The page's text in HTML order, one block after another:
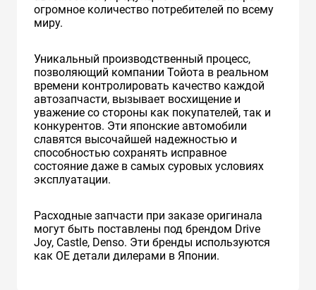
огромное количество потребителей по всему
миру.
Уникальный производственный процесс,
позволяющий компании Тойота в реальном
времени контролировать качество каждой
автозапчасти, вызывает восхищение и
уважение со стороны как покупателей, так и
конкурентов. Эти японские автомобили
славятся высочайшей надежностью и
способностью сохранять исправное
состояние даже в самых суровых условиях
эксплуатации.
Расходные запчасти при заказе оригинала
могут быть поставлены под брендом Drive
Joy, Castle, Denso. Эти бренды используются
как ОЕ детали дилерами в Японии.